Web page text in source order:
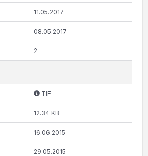
11.05.2017
08.05.2017
2
TIF
12.34 KB
16.06.2015
29.05.2015